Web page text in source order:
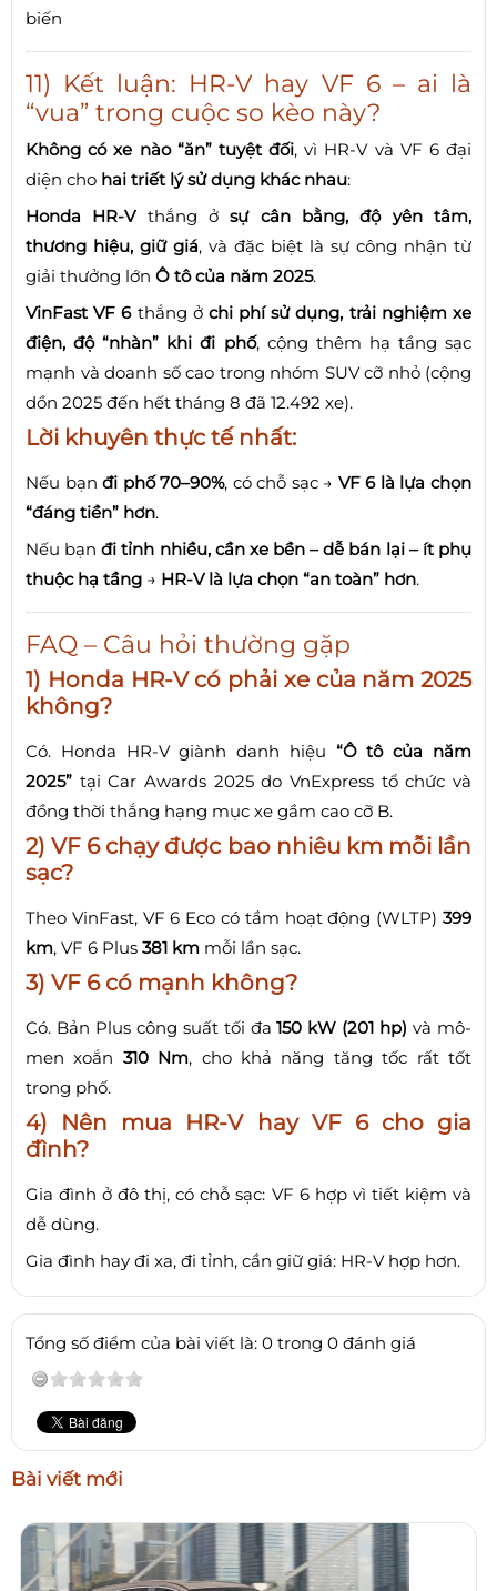
biến
11) Kết luận: HR-V hay VF 6 – ai là
“vua” trong cuộc so kèo này?
Không có xe nào “ăn” tuyệt đối, vì HR-V và VF 6 đại
diện cho hai triết lý sử dụng khác nhau:
Honda HR-Vthắng ởsự cân bằng, độ yên tâm,
thương hiệu, giữ giá, và đặc biệt là sự công nhận từ
giải thưởng lớn Ô tô của năm 2025.
VinFast VF 6thắng ở chi phí sử dụng, trải nghiệm xe
điện, độ “nhàn” khi đi phố, cộng thêm hạ tầng sạc
mạnh và doanh số cao trong nhóm SUV cỡ nhỏ (cộng
dồn 2025 đến hết tháng 8 đã 12.492 xe).
Lời khuyên thực tế nhất:
Nếu bạnđi phố 70–90%, có chỗ sạc → VF 6 là lựa chọn
“đáng tiền” hơn.
Nếu bạnđi tỉnh nhiều, cần xe bền – dễ bán lại – ít phụ
thuộc hạ tầng → HR-V là lựa chọn “an toàn” hơn.
FAQ – Câu hỏi thường gặp
1) Honda HR-V có phải xe của năm 2025
không?
Có. Honda HR-V giành danh hiệu “Ô tô của năm
2025” tại Car Awards 2025 do VnExpress tổ chức và
đồng thời thắng hạng mục xe gầm cao cỡ B.
2) VF 6 chạy được bao nhiêu km mỗi lần
sạc?
Theo VinFast, VF 6 Eco có tầm hoạt động (WLTP) 399
km, VF 6 Plus 381 km mỗi lần sạc.
3) VF 6 có mạnh không?
Có. Bản Plus công suất tối đa150 kW (201 hp) và mô-
men xoắn 310 Nm, cho khả năng tăng tốc rất tốt
trong phố.
4) Nên mua HR-V hay VF 6 cho gia
đình?
Gia đình ở đô thị, có chỗ sạc: VF 6 hợp vì tiết kiệm và
dễ dùng.
Gia đình hay đi xa, đi tỉnh, cần giữ giá: HR-V hợp hơn.
Tổng số điểm của bài viết là: 0 trong 0 đánh giá
Bài viết mới